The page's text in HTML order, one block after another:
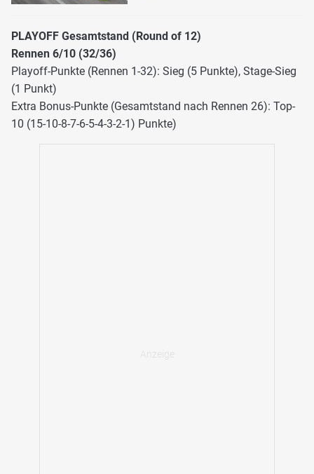
PLAYOFF Gesamtstand (Round of 12)
Rennen 6/10 (32/36)
Playoff-Punkte (Rennen 1-32): Sieg (5 Punkte), Stage-Sieg
(1 Punkt)
Extra Bonus-Punkte (Gesamtstand nach Rennen 26): Top-
10 (15-10-8-7-6-5-4-3-2-1) Punkte)